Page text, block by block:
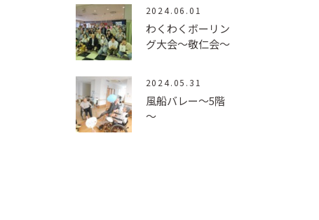
2024.06.01
わくわくボーリン
グ大会～敬仁会～
2024.05.31
風船バレー～5階
～